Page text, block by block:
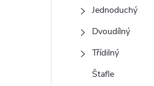
Jednoduchý
Dvoudílný
Třídilný
Štafle